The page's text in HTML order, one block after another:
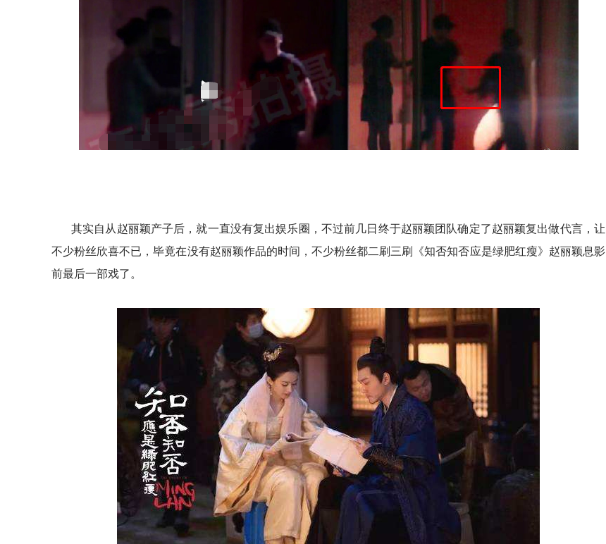
其实自从赵丽颖产子后，就一直没有复出娱乐圈，不过前几日终于赵丽颖团队确定了赵丽颖复出做代言，让
不少粉丝欣喜不已，毕竟在没有赵丽颖作品的时间，不少粉丝都二刷三刷《知否知否应是绿肥红瘦》赵丽颖息影
前最后一部戏了。